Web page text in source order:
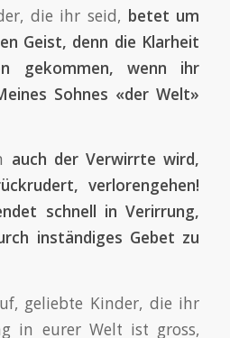
die ihr seid, betet um
Geist, denn die Klarheit
gekommen, wenn ihr
Sohnes «der Welt»
auch der Verwirrte wird,
verlorengehen!
schnell in Verirrung,
inständiges Gebet zu
geliebte Kinder, die ihr
in eurer Welt ist gross,